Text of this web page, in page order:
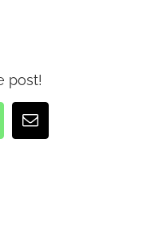
post!
E-
mail